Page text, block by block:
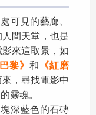
可見的藝廊、
間天堂，也是
來這取景，如
黎》 和
《紅磨
，尋找電影中
靈魂。
深藍色的石磚